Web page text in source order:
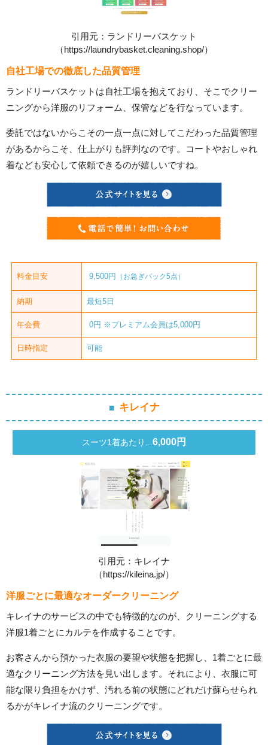
引用元：ランドリーバスケット
（https://laundrybasket.cleaning.shop/）
自社工場での徹底した品質管理
ランドリーバスケットは自社工場を抱えており、そこでクリー
ニングから洋服のリフォーム、保管などを行なっています。
委託ではないからこその一点一点に対してこだわった品質管理
があるからこそ、仕上がりも評判なのです。コートやおしゃれ
着なども安心して依頼できるのが嬉しいですね。
料金目安 9,500円 （お急ぎパック5点）
納期 最短5日
年会費 0円 ※プレミアム会員は5,000円
日時指定 可能
キレイナ
スーツ1着あたり... 6,000円
引用元：キレイナ
（https://kileina.jp/）
洋服ごとに最適なオーダークリーニング
キレイナのサービスの中でも特徴的なのが、クリーニングする
洋服1着ごとにカルテを作成することです。
お客さんから預かった衣服の要望や状態を把握し、1着ごとに最
適なクリーニング方法を見い出します。それにより、衣服に可
能な限り負担をかけず、汚れる前の状態にどれだけ蘇らせられ
るかがキレイナ流のクリーニングです。